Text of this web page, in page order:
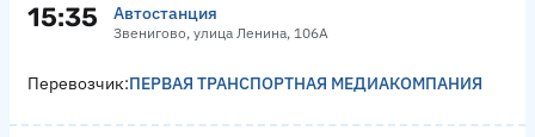
15:35 Автостанция
Звенигово, улица Ленина, 106А
Перевозчик:ПЕРВАЯ ТРАНСПОРТНАЯ МЕДИАКОМПАНИЯ